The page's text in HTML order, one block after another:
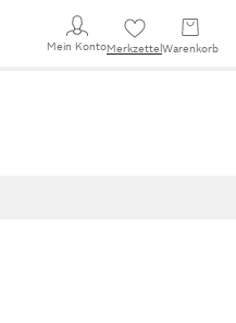
Mein KontoMerkzettel Warenkorb